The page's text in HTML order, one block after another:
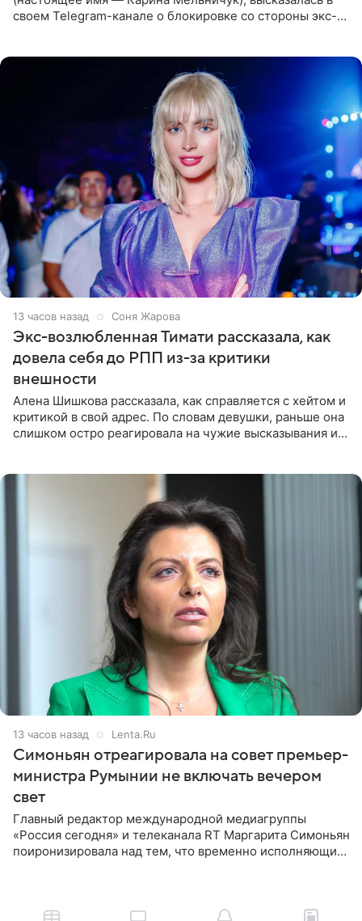
своем Telegram-канале о блокировке со стороны экс-
13 часов назад Соня Жарова
Экс-возлюбленная Тимати рассказала, как
довела себя до РПП из-за критики
внешности
Алена Шишкова рассказала, как справляется с хейтом и
критикой в свой адрес. По словам девушки, раньше она
слишком остро реагировала на чужие высказывания и
13 часов назад Lenta.Ru
Симоньян отреагировала на совет премьер-
министра Румынии не включать вечером
свет
Главный редактор международной медиагруппы
«Россия сегодня» и телеканала RT Маргарита Симоньян
поиронизировала над тем, что временно исполняющий